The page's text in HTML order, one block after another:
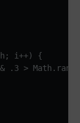
i++) {
.3 >